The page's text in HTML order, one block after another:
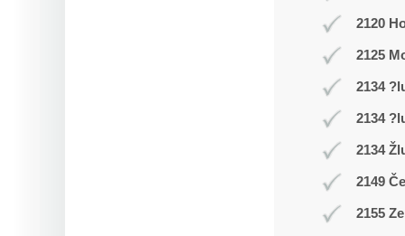
2120
2125
2134
2134
2134
2149
2155